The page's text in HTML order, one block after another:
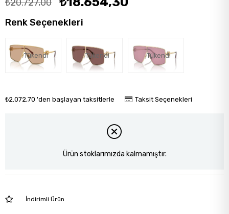
₺20.727,00
Renk Seçenekleri
Tükendi Tükendi Tükendi
₺2.072,70 'den başlayan taksitlerle Taksit Seçenekleri
Ürün stoklarımızda kalmamıştır.
İndirimli Ürün